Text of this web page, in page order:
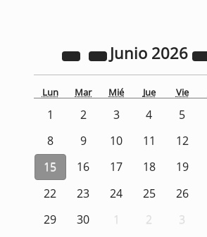
Junio 2026
Lun Mar Mié Jue Vie
1 2 3 4 5
8
9 10 11 12
15
16 17 18 19
22
23 24 25 26
29
30 1 2 3